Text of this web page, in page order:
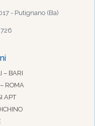
- Putignano (Ba)
– BARI
ROMA
APT